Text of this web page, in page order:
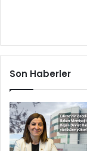
Son Haberler